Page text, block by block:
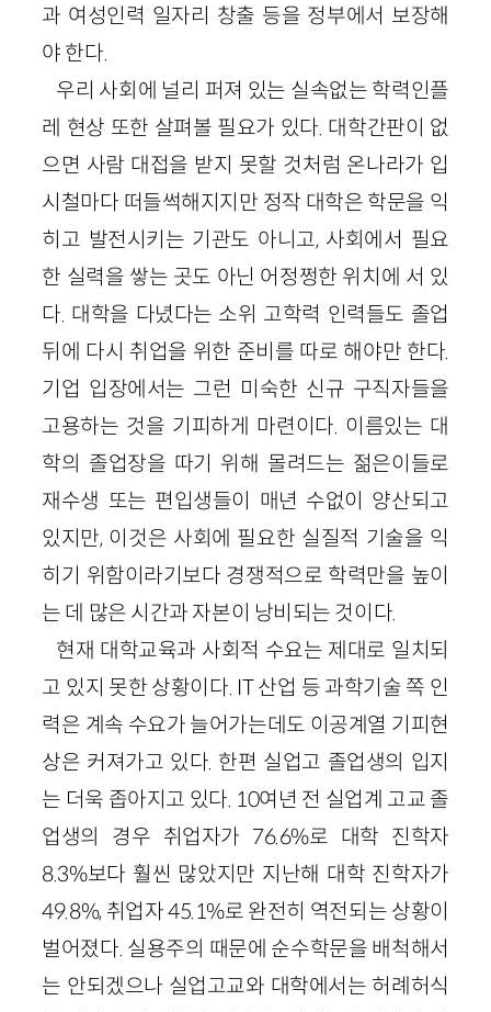
과 여성인력 일자리 창출 등을 정부에서 보장해
야 한다.
우리 사회에 널리 퍼져 있는 실속없는 학력인플
레 현상 또한 살펴볼 필요가 있다. 대학간판이 없
으면 사람 대접을 받지 못할 것처럼 온나라가 입
시철마다 떠들썩해지지만 정작 대학은 학문을 익
히고 발전시키는 기관도 아니고, 사회에서 필요
한 실력을 쌓는 곳도 아닌 어정쩡한 위치에 서 있
다. 대학을 다녔다는 소위 고학력 인력들도 졸업
뒤에 다시 취업을 위한 준비를 따로 해야만 한다.
기업 입장에서는 그런 미숙한 신규 구직자들을
고용하는 것을 기피하게 마련이다. 이름있는 대
학의 졸업장을 따기 위해 몰려드는 젊은이들로
재수생 또는 편입생들이 매년 수없이 양산되고
있지만, 이것은 사회에 필요한 실질적 기술을 익
히기 위함이라기보다 경쟁적으로 학력만을 높이
는 데 많은 시간과 자본이 낭비되는 것이다.
현재 대학교육과 사회적 수요는 제대로 일치되
고 있지 못한 상황이다. IT 산업 등 과학기술 쪽 인
력은 계속 수요가 늘어가는데도 이공계열 기피현
상은 커져가고 있다. 한편 실업고 졸업생의 입지
는 더욱 좁아지고 있다. 10여년 전 실업계 고교 졸
업생의 경우 취업자가 76.6%로 대학 진학자
8.3%보다 훨씬 많았지만 지난해 대학 진학자가
49.8%, 취업자 45.1%로 완전히 역전되는 상황이
벌어졌다. 실용주의 때문에 순수학문을 배척해서
는 안되겠으나 실업고교와 대학에서는 허례허식